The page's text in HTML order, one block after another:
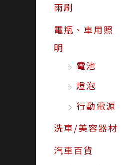
雨刷
電瓶、車用照
明
電池
燈泡
行動電源
洗車/美容器材
汽車百貨